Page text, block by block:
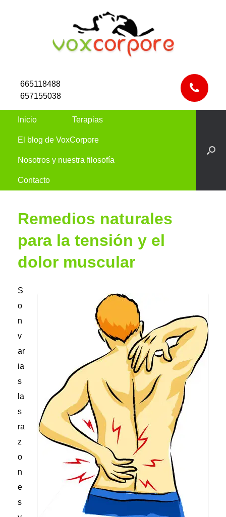
665118488
657155038
Inicio Terapias
El blog de VoxCorpore
Nosotros y nuestra filosofía
Contacto
Remedios naturales
para la tensión y el
dolor muscular
S
o
n
v
ar
ia
s
la
s
ra
z
o
n
e
s